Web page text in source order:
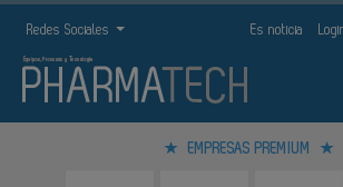
Redes Sociales Es noticia
EMPRESAS PREMIUM